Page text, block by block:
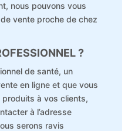
nous pouvons vous
vente proche de chez
?
de santé, un
en ligne et que vous
à vos clients,
à l’adresse
serons ravis